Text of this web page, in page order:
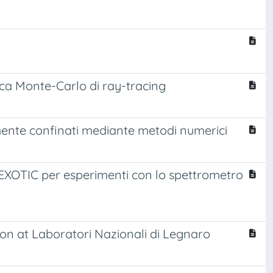
Monte-Carlo di ray-tracing
confinati mediante metodi numerici
per esperimenti con lo spettrometro
at Laboratori Nazionali di Legnaro